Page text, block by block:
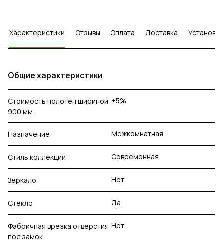
Характеристики Отзывы Оплата Доставка Установка
Общие характеристики
Стоимость полотен шириной
900 мм
+5%
Назначение Межкомнатная
Стиль коллекции Современная
Зеркало Нет
Стекло Да
Фабричная врезка отверстия
под замок
Нет